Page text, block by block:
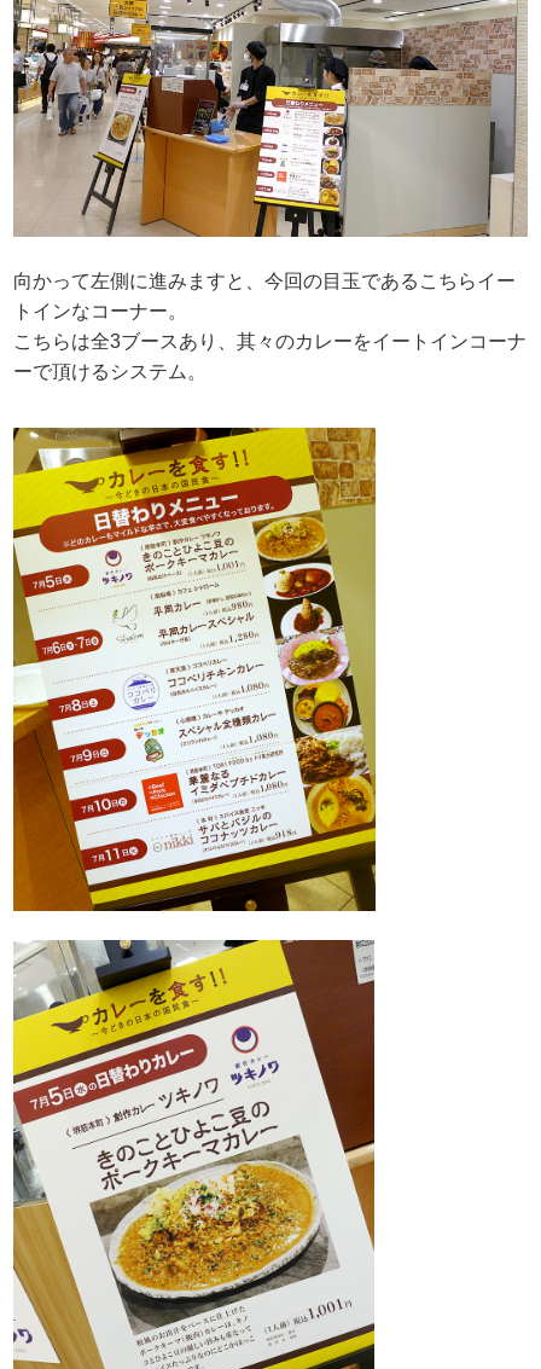
向かって左側に進みますと、今回の目玉であるこちらイー
トインなコーナー。
こちらは全3ブースあり、其々のカレーをイートインコーナ
ーで頂けるシステム。